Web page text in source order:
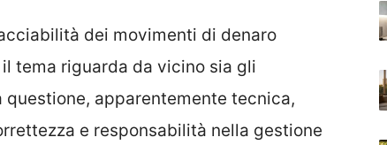
dei movimenti di denaro
tema riguarda da vicino sia gli
apparentemente tecnica,
e responsabilità nella gestione